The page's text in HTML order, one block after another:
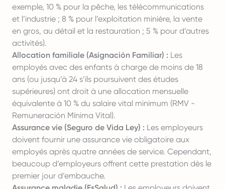
exemple, 10 % pour la pêche, les télécommunications
et l’industrie ; 8 % pour l’exploitation minière, la vente
en gros, au détail et la restauration ; 5 % pour d’autres
activités).
Allocation familiale (Asignación Familiar) : Les
employés avec des enfants à charge de moins de 18
ans (ou jusqu’à 24 s’ils poursuivent des études
supérieures) ont droit à une allocation mensuelle
équivalente à 10 % du salaire vital minimum (RMV -
Remuneración Mínima Vital).
Assurance vie (Seguro de Vida Ley) : Les employeurs
doivent fournir une assurance vie obligatoire aux
employés après quatre années de service. Cependant,
beaucoup d’employeurs offrent cette prestation dès le
premier jour d’embauche.